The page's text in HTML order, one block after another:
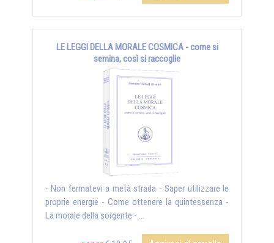
LE LEGGI DELLA MORALE COSMICA - come si
semina, così si raccoglie
- Non fermatevi a metà strada - Saper utilizzare le
proprie energie - Come ottenere la quintessenza -
La morale della sorgente - ...